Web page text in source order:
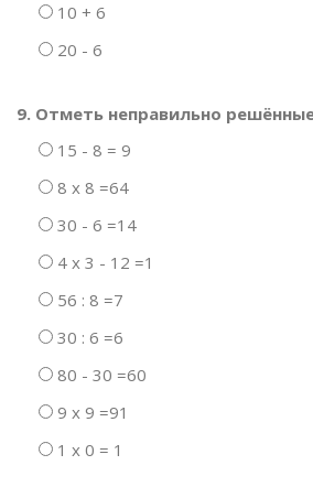
10 + 6
20 - 6
9. Отметь неправильно
15 - 8 = 9
8 х 8 =64
30 - 6 =14
4 х 3 - 12 =1
56 : 8 =7
30 : 6 =6
80 - 30 =60
9 х 9 =91
1 х 0 = 1